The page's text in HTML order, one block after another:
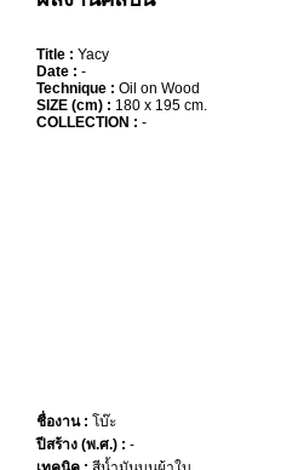
Title : Yacy
Date : -
Technique : Oil on Wood
SIZE (cm) : 180 x 195 cm.
COLLECTION : -
ชื่องาน : โบ๊ะ
ปีสร้าง (พ.ศ.) : -